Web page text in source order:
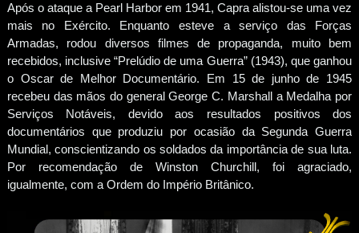
Após o ataque a Pearl Harbor em 1941, Capra alistou-se uma vez
mais no Exército. Enquanto esteve a serviço das Forças
Armadas, rodou diversos filmes de propaganda, muito bem
recebidos, inclusive “Prelúdio de uma Guerra” (1943), que ganhou
o Oscar de Melhor Documentário. Em 15 de junho de 1945
recebeu das mãos do general George C. Marshall a Medalha por
Serviços Notáveis, devido aos resultados positivos dos
documentários que produziu por ocasião da Segunda Guerra
Mundial, conscientizando os soldados da importância de sua luta.
Por recomendação de Winston Churchill, foi agraciado,
igualmente, com a Ordem do Império Britânico.